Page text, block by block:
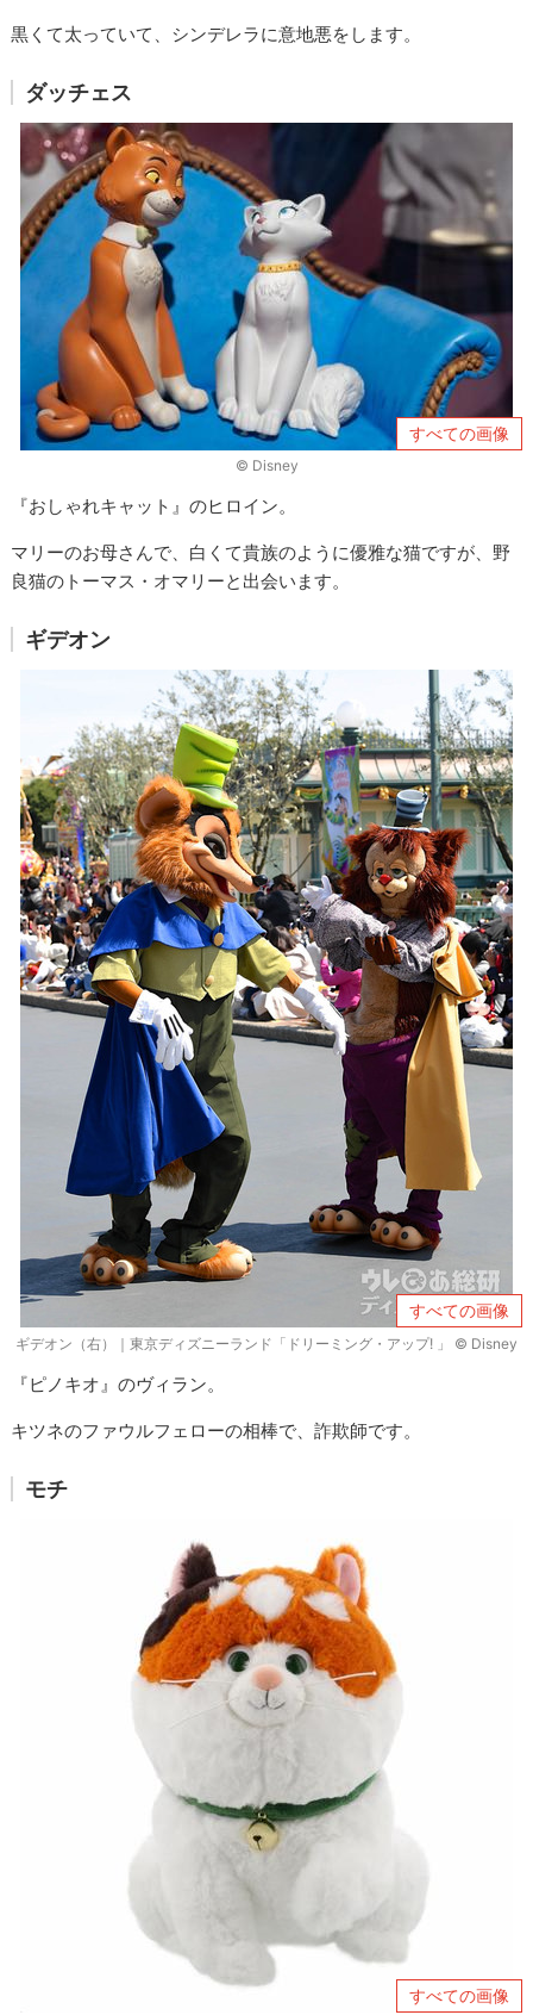
黒くて太っていて、シンデレラに意地悪をします。
ダッチェス
すべての画像
© Disney
『おしゃれキャット』のヒロイン。
マリーのお母さんで、白くて貴族のように優雅な猫ですが、野
良猫のトーマス・オマリーと出会います。
ギデオン
すべての画像
ギデオン（右）｜東京ディズニーランド「ドリーミング・アップ! 」 © Disney
『ピノキオ』のヴィラン。
キツネのファウルフェローの相棒で、詐欺師です。
モチ
すべての画像